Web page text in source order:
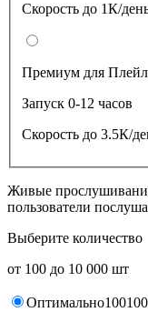
Скорость до 1К/
Премиум для
Запуск 0-12 часов
Скорость до 3.5К/
Живые
пользователи
Выберите количество
от 100 до 10 000 шт
Оптимально100100